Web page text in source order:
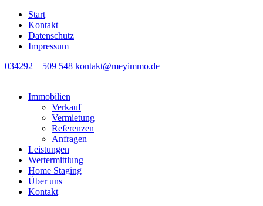
Start
Kontakt
Datenschutz
Impressum
034292 – 509 548 kontakt@meyimmo.de
Immobilien
Verkauf
Vermietung
Referenzen
Anfragen
Leistungen
Wertermittlung
Home Staging
Über uns
Kontakt